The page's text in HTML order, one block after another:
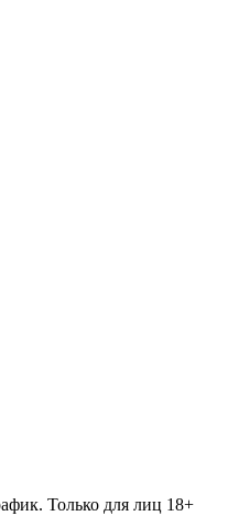
Только для лиц 18+